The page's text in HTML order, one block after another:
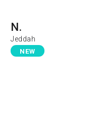
N.
Jeddah
NEW